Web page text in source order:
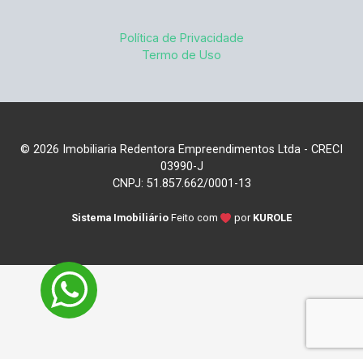
Política de Privacidade
Termo de Uso
© 2026 Imobiliaria Redentora Empreendimentos Ltda - CRECI
03990-J
CNPJ: 51.857.662/0001-13
Sistema Imobiliário Feito com por KUROLE